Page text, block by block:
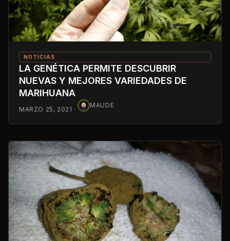
NOTICIAS
LA GENÉTICA PERMITE DESCUBRIR
NUEVAS Y MEJORES VARIEDADES DE
MARIHUANA
MARZO 25, 2021 ·
MAUDE